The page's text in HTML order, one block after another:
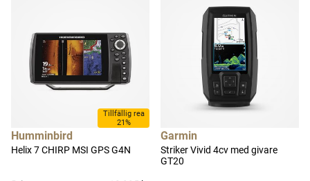
Tillfällig rea
21%
Humminbird
Helix 7 CHIRP MSI GPS G4N
Garmin
Striker Vivid 4cv med givare
GT20